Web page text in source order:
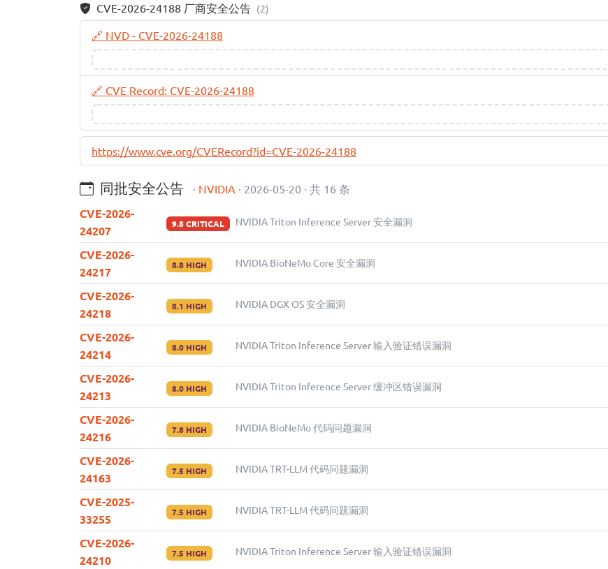
CVE-2026-24188 厂商安全公告 (2)
🔗 NVD - CVE-2026-24188
🔗 CVE Record: CVE-2026-24188
https://www.cve.org/CVERecord?id=CVE-2026-24188
同批安全公告 · NVIDIA · 2026-05-20 · 共 16 条
CVE-2026-
24207
9.8 CRITICAL NVIDIA Triton Inference Server 安全漏洞
CVE-2026-
24217
8.8 HIGH NVIDIA BioNeMo Core 安全漏洞
CVE-2026-
24218
8.1 HIGH NVIDIA DGX OS 安全漏洞
CVE-2026-
24214
8.0 HIGH NVIDIA Triton Inference Server 输入验证错误漏洞
CVE-2026-
24213
8.0 HIGH NVIDIA Triton Inference Server 缓冲区错误漏洞
CVE-2026-
24216
7.8 HIGH NVIDIA BioNeMo 代码问题漏洞
CVE-2026-
24163
7.5 HIGH NVIDIA TRT-LLM 代码问题漏洞
CVE-2025-
33255
7.5 HIGH NVIDIA TRT-LLM 代码问题漏洞
CVE-2026-
24210
7.5 HIGH NVIDIA Triton Inference Server 输入验证错误漏洞